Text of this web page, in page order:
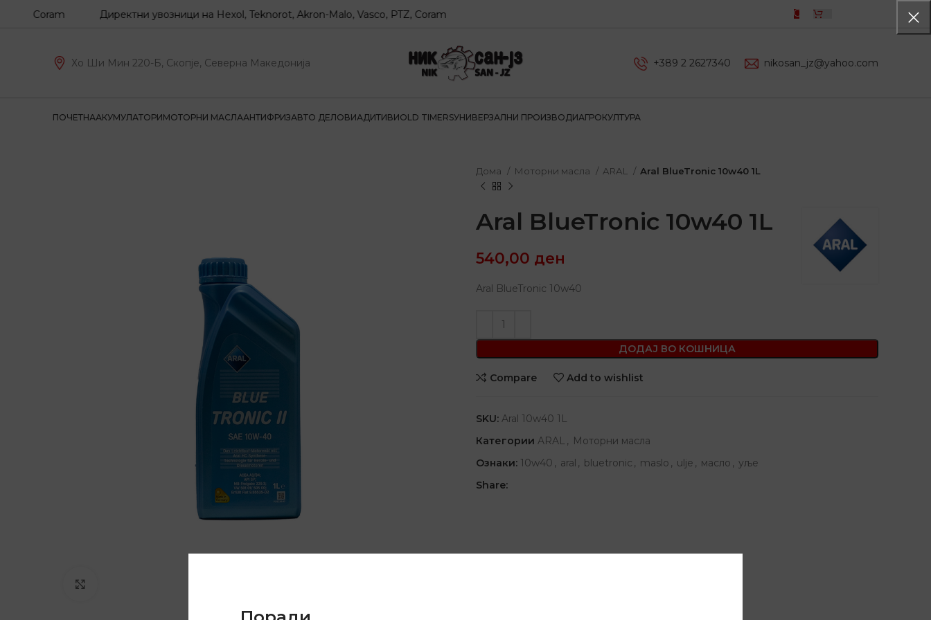
Coram Директни увозници на Hexol, Teknorot, Akron-Malo, Vasco, PTZ, Coram
Хо Ши Мин 220-Б, Скопје, Северна Македонија +389 2 2627340 nikosan_jz@yahoo.com
ПОЧЕТНААКУМУЛАТОРИМОТОРНИ МАСЛААНТИФРИЗАВТО ДЕЛОВИАДИТИВИOLD TIMERSУНИВЕРЗАЛНИ ПРОИЗВОДИАГРОКУЛТУРА
Дома Моторни масла ARAL Aral BlueTronic 10w40 1L
Aral BlueTronic 10w40 1L
540,00 ден
Aral BlueTronic 10w40
ДОДАЈ ВО КОШНИЦА
Compare Add to wishlist
SKU: Aral 10w40 1L
Категории ARAL , Моторни масла
Ознаки: 10w40 , aral , bluetronic , maslo , ulje , масло , уље
Share: